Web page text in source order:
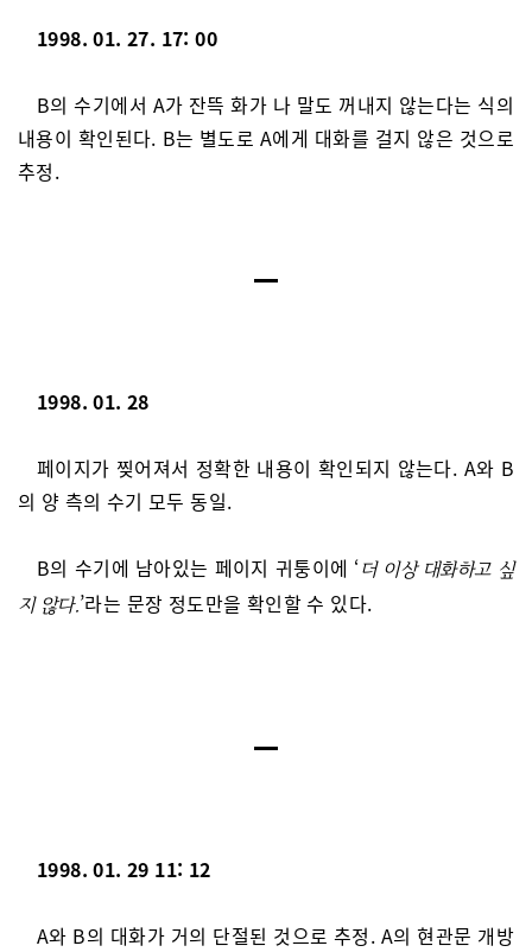
1998. 01. 27. 17: 00
B의 수기에서 A가 잔뜩 화가 나 말도 꺼내지 않는다는 식의
내용이 확인된다. B는 별도로 A에게 대화를 걸지 않은 것으로
추정.
1998. 01. 28
페이지가 찢어져서 정확한 내용이 확인되지 않는다. A와 B
의 양 측의 수기 모두 동일.
B의 수기에 남아있는 페이지 귀퉁이에 ‘더 이상 대화하고 싶
지 않다.’라는 문장 정도만을 확인할 수 있다.
1998. 01. 29 11: 12
A와 B의 대화가 거의 단절된 것으로 추정. A의 현관문 개방